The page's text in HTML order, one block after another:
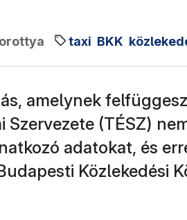
taxi BKK
amelynek
Szervezete (TÉSZ)
adatokat, és
Közlekedési